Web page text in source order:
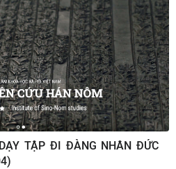
TẬP ÐI ÐÀNG NHÂN ÐỨC